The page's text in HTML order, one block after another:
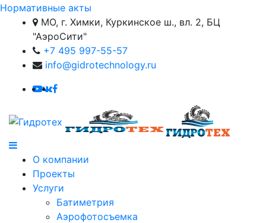
Нормативные акты
МО, г. Химки, Куркинское ш., вл. 2, БЦ
"АэроСити"
+7 495 997-55-57
info@gidrotechnology.ru
О компании
Проекты
Услуги
Батиметрия
Аэрофотосъемка